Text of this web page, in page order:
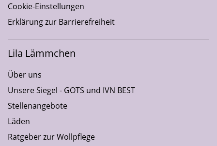
Cookie-Einstellungen
Erklärung zur Barrierefreiheit
Lila Lämmchen
Über uns
Unsere Siegel - GOTS und IVN BEST
Stellenangebote
Läden
Ratgeber zur Wollpflege